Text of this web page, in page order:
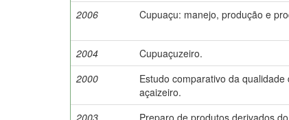
2006
Cupuaçu: manejo, produção e
2004
Cupuaçuzeiro.
2000
Estudo comparativo da
açaizeiro.
2003 Preparo de produtos derivados do